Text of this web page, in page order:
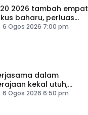
2026 tambah empat
baharu, perluas
ke lapan sektor
6 Ogos 2026 7:00 pm
dalam
kekal utuh,
6 Ogos 2026 6:50 pm